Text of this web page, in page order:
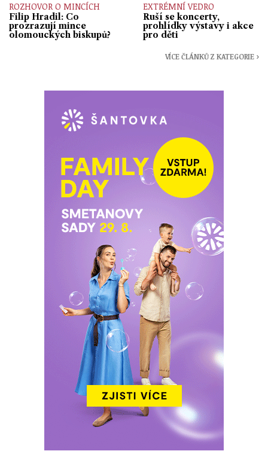
ROZHOVOR O MINCÍCH
Filip Hradil: Co
prozrazují mince
olomouckých biskupů?
EXTRÉMNÍ VEDRO
Ruší se koncerty,
prohlídky výstavy i akce
pro děti
VÍCE ČLÁNKŮ Z KATEGORIE ›